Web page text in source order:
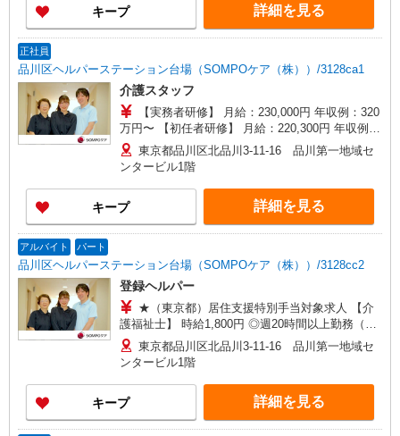
は除く） ◎賞与：基本給2.08ヶ月分/年支給 ◎残
業時は別途時間外手当支給（超過1分〜）
キープ 詳細を見る
正社員
品川区ヘルパーステーション台場（SOMPOケア（株））/3128ca1
介護スタッフ
【実務者研修】 月給：230,000円 年収例：320
万円〜 【初任者研修】 月給：220,300円 年収例：
305万円〜 ※職務手当、（東京都）居住支援特別
手当、働きがい向上手当、日祝手当（月平均2回
分）等、毎月平均的に支払われる手当を含みま
す。 ※居住支援特別手当は勤続5年目までの方は
さらに1万円支給（再入社は除く） ◎賞与：基本
給2.08ヶ月分/年支給 ◎残業時は別途時間外手当支
東京都品川区北品川3-11-16 品川第一地域セ
ンタービル1階
キープ 詳細を見る
アルバイト パート
品川区ヘルパーステーション台場（SOMPOケア（株））/3128cc2
登録ヘルパー
★（東京都）居住支援特別手当対象求人 【介
護福祉士】 時給1,800円 ◎週20時間以上勤務（社
保加入者）の場合は時給1,850円 ＊日曜祝日：時
給2,100円〜 【実務者研修・初任者研修（ヘルパ
ー1級・2級）】 時給1,720円 ◎週20時間以上勤務
（社保加入者）の場合は時給1,770円 ＊日曜祝
日：時給2,020円〜 ◎身体介助、生活援助が同時
給 ◎キャンセル手当：職務時給の60％支給 ※居
東京都品川区北品川3-11-16 品川第一地域セ
ンタービル1階
キープ 詳細を見る